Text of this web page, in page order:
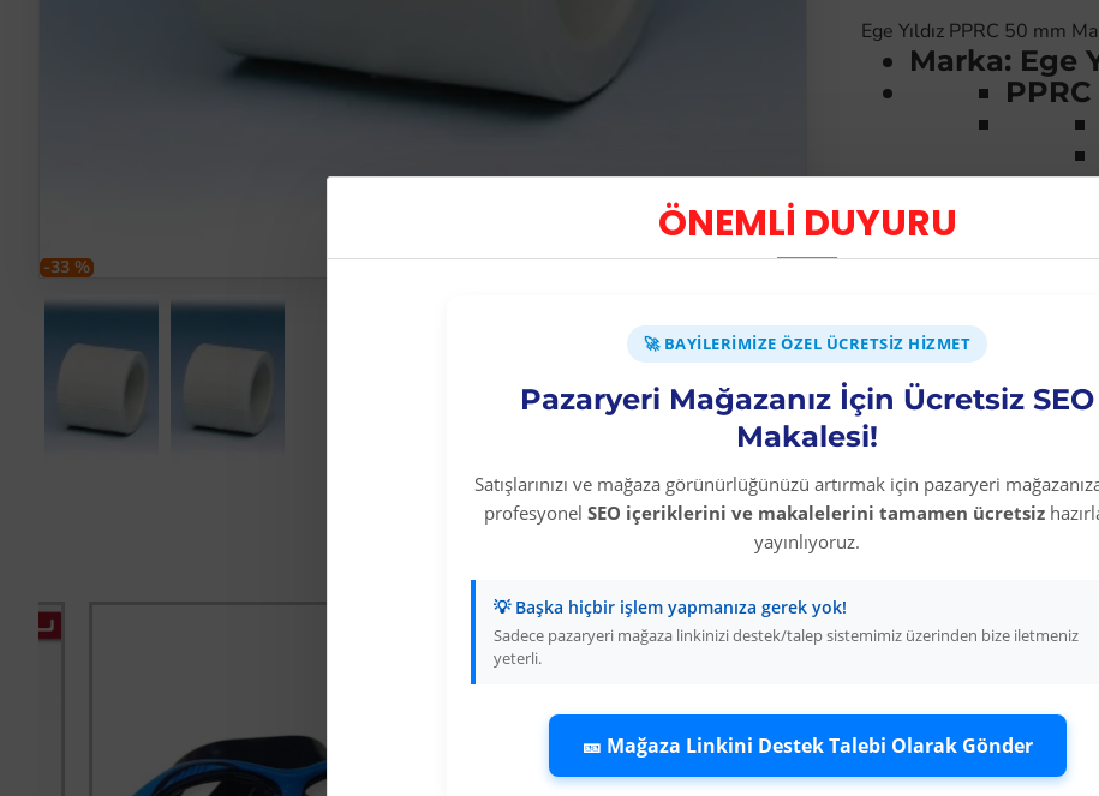
ÖNEMLİ DUYURU
🚀 BAYILERIMIZE ÖZEL ÜCRETSIZ HIZMET
Pazaryeri Mağazanız İçin Ücretsiz SEO
Makalesi!
Satışlarınızı ve mağaza görünürlüğünüzü artırmak için pazaryeri
profesyonel SEO içeriklerini ve makalelerini tamamen ücretsiz
yayınlıyoruz.
💡 Başka hiçbir işlem yapmanıza gerek yok!
Sadece pazaryeri mağaza linkinizi destek/talep sistemimiz üzerinden bize iletmeniz
yeterli.
🎫 Mağaza Linkini Destek Talebi Olarak Gönder
-33 %
Ege Yıldız PPRC 50 mm
Marka: Ege
PPRC
Diğer Kategori Ürünleri